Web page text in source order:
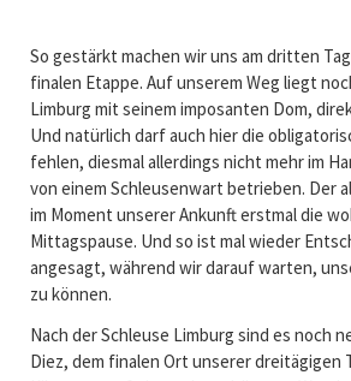
So gestärkt machen wir uns am dritten
finalen Etappe. Auf unserem Weg liegt
Limburg mit seinem imposanten Dom,
Und natürlich darf auch hier die
fehlen, diesmal allerdings nicht mehr im
von einem Schleusenwart betrieben. Der
im Moment unserer Ankunft erstmal die
Mittagspause. Und so ist mal wieder
angesagt, während wir darauf warten,
zu können.
Nach der Schleuse Limburg sind es noch
Diez, dem finalen Ort unserer dreitägigen